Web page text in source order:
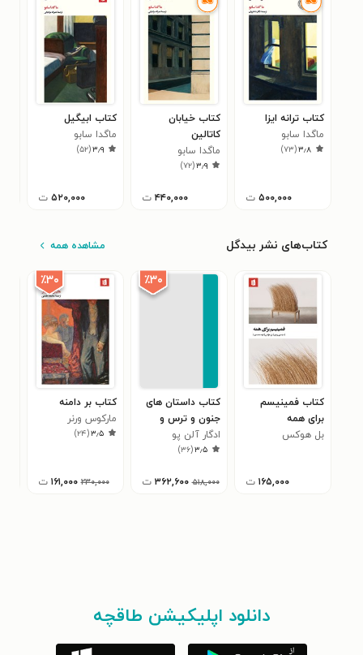
کتاب ترانه ایزا
ماگدا سابو
۳٫۸(۷۳)
۵۰۰,۰۰۰ ت
کتاب خیابان
کاتالین
ماگدا سابو
۳٫۹(۷۲)
۴۴۰,۰۰۰ ت
کتاب ابیگیل
ماگدا سابو
۳٫۹(۵۲)
۵۲۰,۰۰۰ ت
کتاب‌های نشر بیدگل مشاهده همه
کتاب فمینیسم
برای همه
بل هوکس
۱۶۵,۰۰۰ ت
٪۳۰
کتاب داستان های
جنون و ترس و
خیال
ادگار آلن پو
۳٫۵(۳۶)
۵۱۸,۰۰۰ ۳۶۲,۶۰۰ ت
٪۳۰
کتاب بر دامنه
مارکوس ورنر
۳٫۵(۲۴)
۲۳۰,۰۰۰ ۱۶۱,۰۰۰ ت
دانلود اپلیکیشن طاقچه